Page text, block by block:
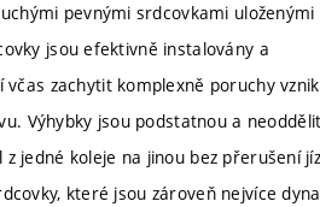
pevnými srdcovkami uloženými
jsou efektivně instalovány a
zachytit komplexně poruchy
Výhybky jsou podstatnou a
jedné koleje na jinou bez přerušení
které jsou zároveň nejvíce